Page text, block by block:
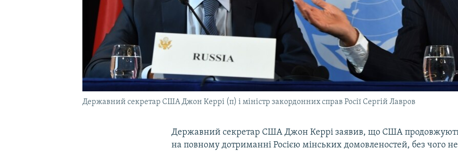
Державний секретар США Джон Керрі (п) і міністр закордонних справ Росії Сергій Лавров
Державний секретар США Джон Керрі заявив, що США
на повному дотриманні Росією мінських домовленостей, без чого